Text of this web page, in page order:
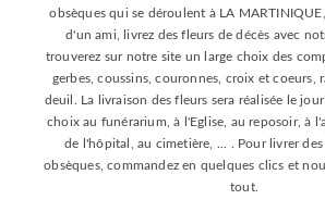
obsèques qui se déroulent à LA
d'un ami, livrez des fleurs de décès avec
trouverez sur notre site un large choix des
gerbes, coussins, couronnes, croix et coeurs,
deuil. La livraison des fleurs sera réalisée le
choix au funérarium, à l'Eglise, au reposoir, à
de l'hôpital, au cimetière, ... . Pour livrer
obsèques, commandez en quelques clics et
tout.